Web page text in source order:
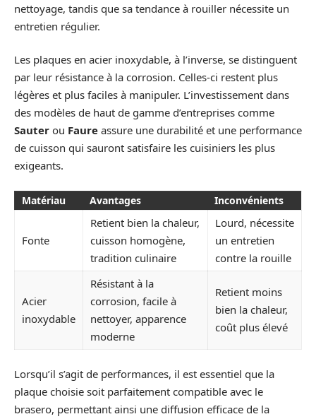
nettoyage, tandis que sa tendance à rouiller nécessite un
entretien régulier.
Les plaques en acier inoxydable, à l’inverse, se distinguent
par leur résistance à la corrosion. Celles-ci restent plus
légères et plus faciles à manipuler. L’investissement dans
des modèles de haut de gamme d’entreprises comme
Sauter ou Faure assure une durabilité et une performance
de cuisson qui sauront satisfaire les cuisiniers les plus
exigeants.
Matériau Avantages Inconvénients
Fonte
Retient bien la chaleur,
cuisson homogène,
tradition culinaire
Lourd, nécessite
un entretien
contre la rouille
Acier
inoxydable
Résistant à la
corrosion, facile à
nettoyer, apparence
moderne
Retient moins
bien la chaleur,
coût plus élevé
Lorsqu’il s’agit de performances, il est essentiel que la
plaque choisie soit parfaitement compatible avec le
brasero, permettant ainsi une diffusion efficace de la